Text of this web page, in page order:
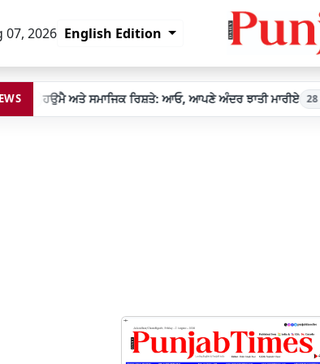
07, 2026 English Edition
ਹਉਮੈ ਅਤੇ ਸਮਾਜਿਕ ਰਿਸ਼ਤੇ: ਆਓ, ਆਪਣੇ ਅੰਦਰ ਝਾਤੀ ਮਾਰੀਏ 28 May